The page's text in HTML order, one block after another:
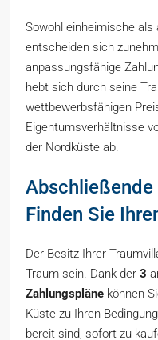
Sowohl einheimische
entscheiden sich
anpassungsfähige
hebt sich durch seine
wettbewerbsfähigen
Eigentumsverhältnisse
der Nordküste ab.
Abschließende
Finden Sie
Der Besitz Ihrer
Traum sein. Dank der 3
Zahlungspläne können
Küste zu Ihren
bereit sind, sofort zu